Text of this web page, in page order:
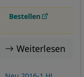
Bestellen
Weiterlesen